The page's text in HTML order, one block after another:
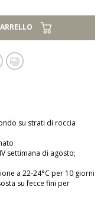
su strati di roccia
settimana di agosto;
a 22-24°C per 10 giorni
su fecce fini per